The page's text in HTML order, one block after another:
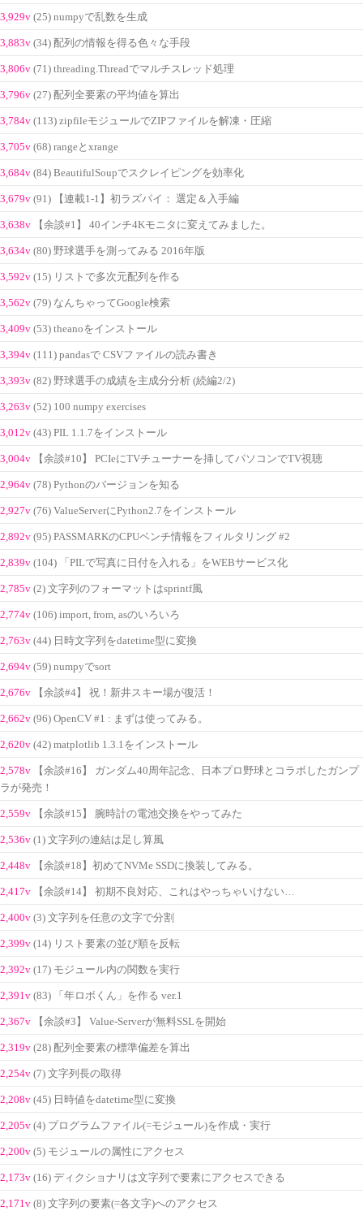
3,929v (25) numpyで乱数を生成
3,883v (34) 配列の情報を得る色々な手段
3,806v (71) threading.Threadでマルチスレッド処理
3,796v (27) 配列全要素の平均値を算出
3,784v (113) zipfileモジュールでZIPファイルを解凍・圧縮
3,705v (68) rangeとxrange
3,684v (84) BeautifulSoupでスクレイピングを効率化
3,679v (91) 【連載1-1】初ラズパイ： 選定＆入手編
3,638v 【余談#1】 40インチ4Kモニタに変えてみました。
3,634v (80) 野球選手を測ってみる 2016年版
3,592v (15) リストで多次元配列を作る
3,562v (79) なんちゃってGoogle検索
3,409v (53) theanoをインストール
3,394v (111) pandasで CSVファイルの読み書き
3,393v (82) 野球選手の成績を主成分分析 (続編2/2)
3,263v (52) 100 numpy exercises
3,012v (43) PIL 1.1.7をインストール
3,004v 【余談#10】 PCIeにTVチューナーを挿してパソコンでTV視聴
2,964v (78) Pythonのバージョンを知る
2,927v (76) ValueServerにPython2.7をインストール
2,892v (95) PASSMARKのCPUベンチ情報をフィルタリング #2
2,839v (104) 「PILで写真に日付を入れる」をWEBサービス化
2,785v (2) 文字列のフォーマットはsprintf風
2,774v (106) import, from, asのいろいろ
2,763v (44) 日時文字列をdatetime型に変換
2,694v (59) numpyでsort
2,676v 【余談#4】 祝！新井スキー場が復活！
2,662v (96) OpenCV #1 : まずは使ってみる。
2,620v (42) matplotlib 1.3.1をインストール
2,578v
【余談#16】 ガンダム40周年記念、日本プロ野球とコラボしたガンプ
ラが発売！
2,559v 【余談#15】 腕時計の電池交換をやってみた
2,536v (1) 文字列の連結は足し算風
2,448v 【余談#18】初めてNVMe SSDに換装してみる。
2,417v 【余談#14】 初期不良対応、これはやっちゃいけない…
2,400v (3) 文字列を任意の文字で分割
2,399v (14) リスト要素の並び順を反転
2,392v (17) モジュール内の関数を実行
2,391v (83) 「年ロボくん」を作る ver.1
2,367v 【余談#3】 Value-Serverが無料SSLを開始
2,319v (28) 配列全要素の標準偏差を算出
2,254v (7) 文字列長の取得
2,208v (45) 日時値をdatetime型に変換
2,205v (4) プログラムファイル(=モジュール)を作成・実行
2,200v (5) モジュールの属性にアクセス
2,173v (16) ディクショナリは文字列で要素にアクセスできる
2,171v (8) 文字列の要素(=各文字)へのアクセス